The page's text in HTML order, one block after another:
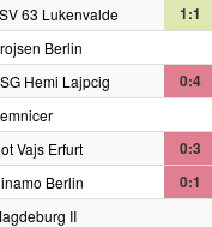
63 Lukenvalde 1:1
Berlin
Hemi Lajpcig 0:4
Vajs Erfurt 0:3
Berlin 0:1
II